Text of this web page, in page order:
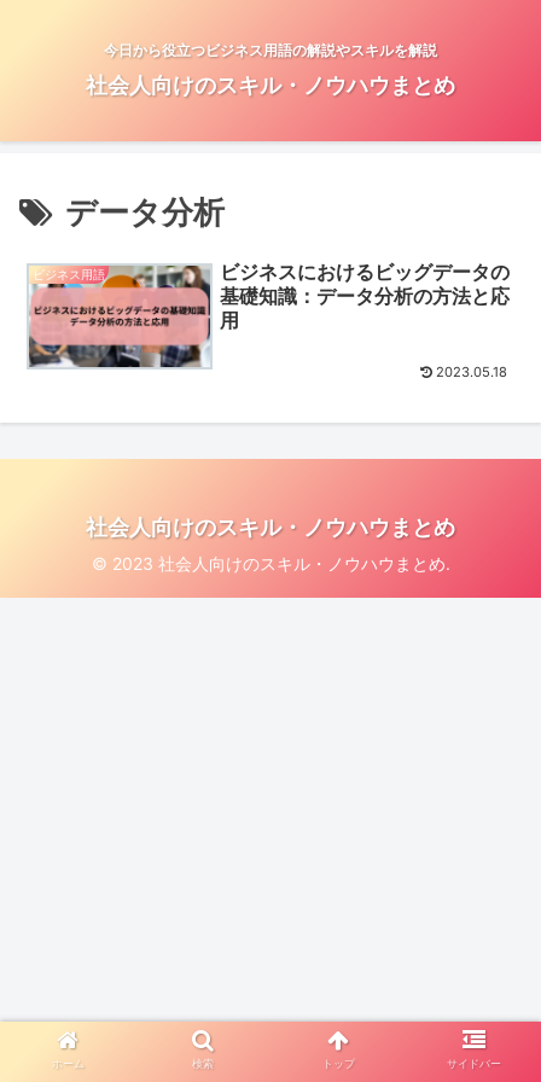
今日から役立つビジネス用語の解説やスキルを解説
社会人向けのスキル・ノウハウまとめ
データ分析
ビジネス用語
ビジネスにおけるビッグデータの
基礎知識：データ分析の方法と応
用
2023.05.18
社会人向けのスキル・ノウハウまとめ
© 2023 社会人向けのスキル・ノウハウまとめ.
ホーム 検索 トップ サイドバー